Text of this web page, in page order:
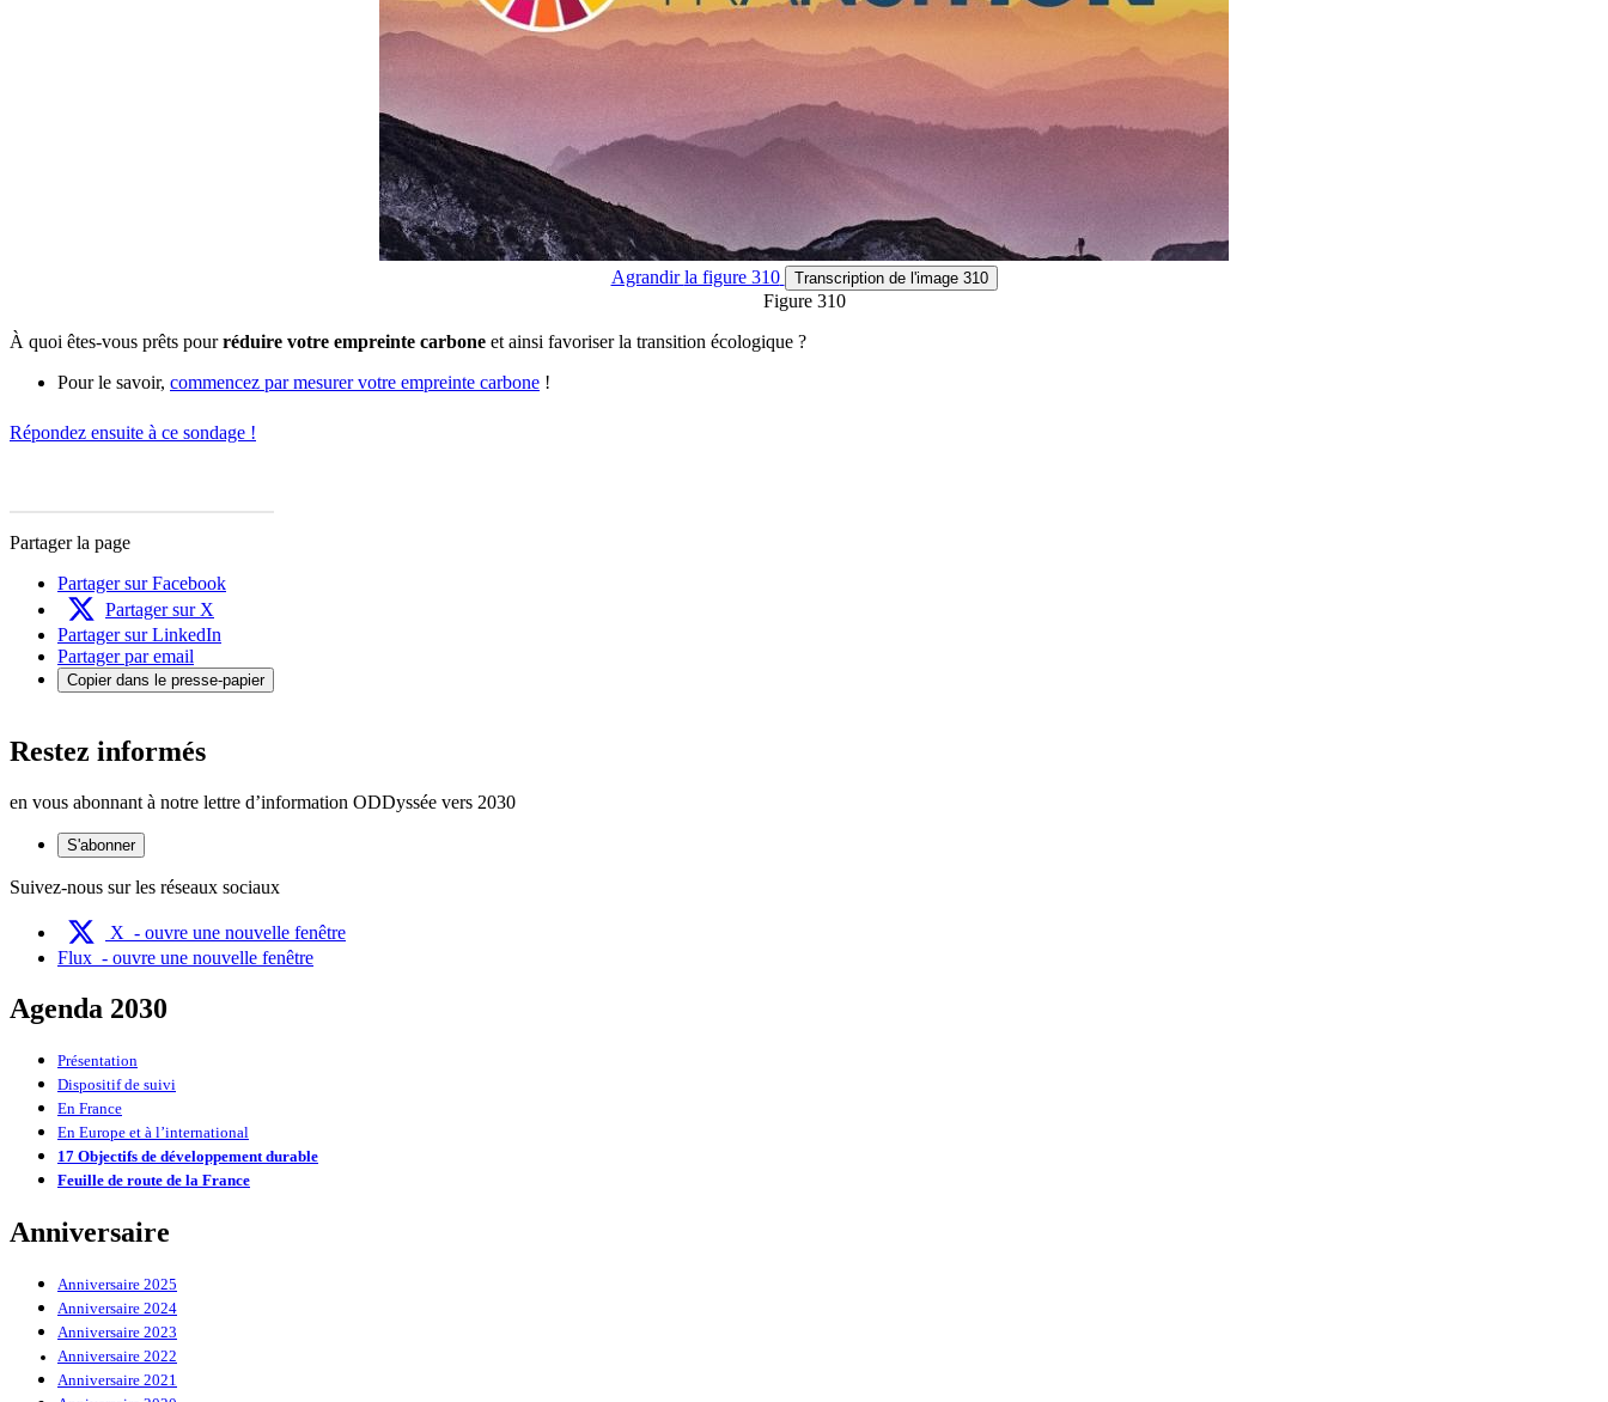
Agrandirla figure 310 Transcription de l'image 310
Figure 310
À quoi êtes-vous prêts pourréduire votre empreinte carbone et ainsi favoriser la transition écologique ?
Pour le savoir, commencez par mesurer votre empreinte carbone !
Répondez ensuite à ce sondage !
Partager la page
Partager sur Facebook
Partager sur X
Partager sur LinkedIn
Partager par email
Copier dans le presse-papier
Restez informés
en vous abonnant à notre lettre d’information ODDyssée vers 2030
S'abonner
Suivez-nous sur les réseaux sociaux
X - ouvre une nouvelle fenêtre
Flux - ouvre une nouvelle fenêtre
Agenda 2030
Présentation
Dispositif de suivi
En France
En Europe et à l’international
17 Objectifs de développement durable
Feuille de route de la France
Anniversaire
Anniversaire 2025
Anniversaire 2024
Anniversaire 2023
Anniversaire 2022
Anniversaire 2021